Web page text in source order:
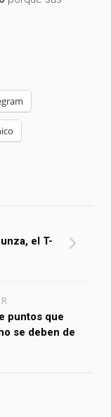
el T-
puntos que
se deben de